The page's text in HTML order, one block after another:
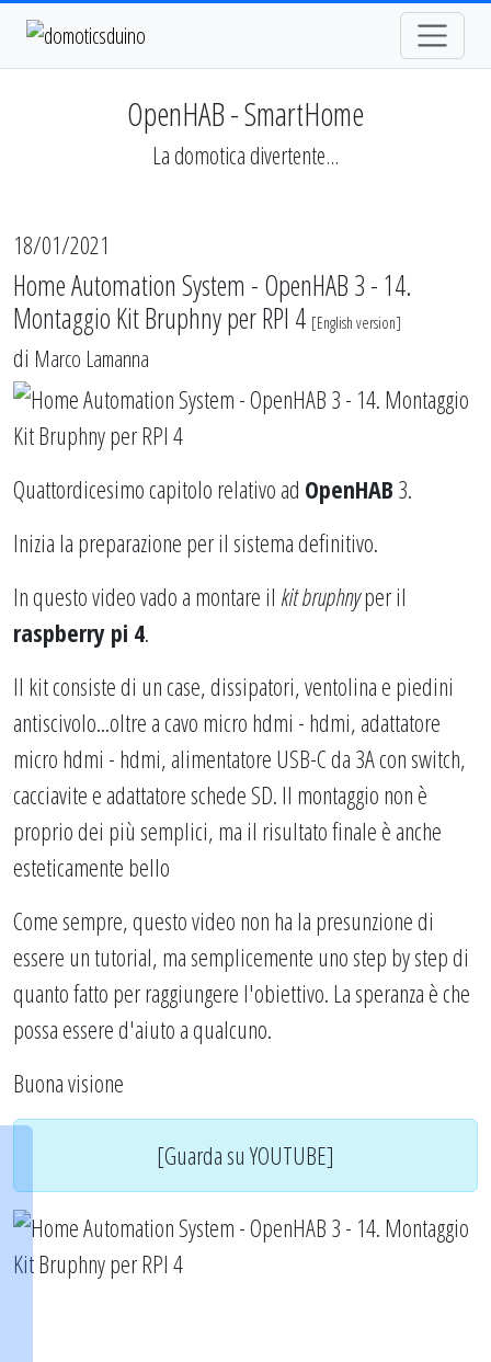
OpenHAB - SmartHome
La domotica divertente...
18/01/2021
Home Automation System - OpenHAB 3 - 14.
Montaggio Kit Bruphny per RPI 4 [English version]
di Marco Lamanna
Quattordicesimo capitolo relativo ad OpenHAB 3.
Inizia la preparazione per il sistema definitivo.
In questo video vado a montare il kit bruphnyper il
raspberry pi 4.
Il kit consiste di un case, dissipatori, ventolina e piedini
antiscivolo...oltre a cavo micro hdmi - hdmi, adattatore
micro hdmi - hdmi, alimentatore USB-C da 3A con switch,
cacciavite e adattatore schede SD. Il montaggio non è
proprio dei più semplici, ma il risultato finale è anche
esteticamente bello
Come sempre, questo video non ha la presunzione di
essere un tutorial, ma semplicemente uno step by step di
quanto fatto per raggiungere l'obiettivo. La speranza è che
possa essere d'aiuto a qualcuno.
Buona visione
[Guarda su YOUTUBE]